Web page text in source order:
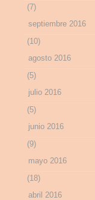
(7)
septiembre 2016
(10)
agosto 2016
(5)
julio 2016
(5)
junio 2016
(9)
mayo 2016
(18)
abril 2016